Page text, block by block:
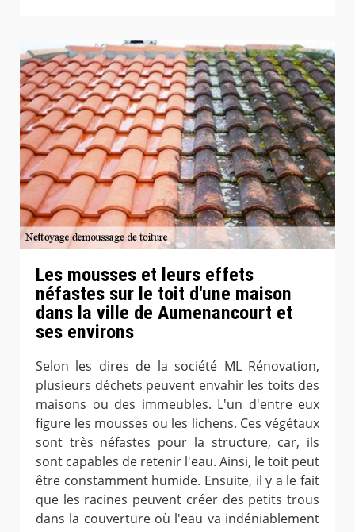
Les mousses et leurs effets
néfastes sur le toit d'une maison
dans la ville de Aumenancourt et
ses environs
Selon les dires de la société ML Rénovation,
plusieurs déchets peuvent envahir les toits des
maisons ou des immeubles. L'un d'entre eux
figure les mousses ou les lichens. Ces végétaux
sont très néfastes pour la structure, car, ils
sont capables de retenir l'eau. Ainsi, le toit peut
être constamment humide. Ensuite, il y a le fait
que les racines peuvent créer des petits trous
dans la couverture où l'eau va indéniablement